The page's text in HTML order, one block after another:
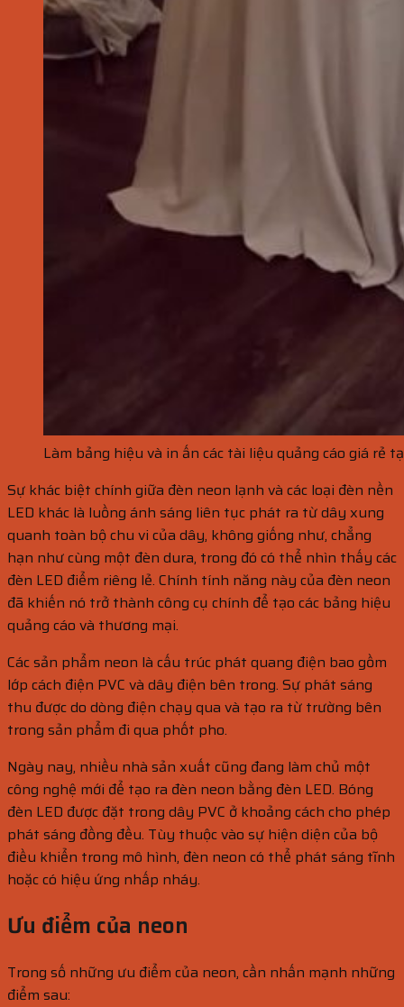
Làm bảng hiệu và in ấn các tài liệu quảng cáo giá rẻ
Sự khác biệt chính giữa đèn neon lạnh và các loại đèn nền
LED khác là luồng ánh sáng liên tục phát ra từ dây xung
quanh toàn bộ chu vi của dây, không giống như, chẳng
hạn như cùng một đèn dura, trong đó có thể nhìn thấy các
đèn LED điểm riêng lẻ. Chính tính năng này của đèn neon
đã khiến nó trở thành công cụ chính để tạo các bảng hiệu
quảng cáo và thương mại.
Các sản phẩm neon là cấu trúc phát quang điện bao gồm
lớp cách điện PVC và dây điện bên trong. Sự phát sáng
thu được do dòng điện chạy qua và tạo ra từ trường bên
trong sản phẩm đi qua phốt pho.
Ngày nay, nhiều nhà sản xuất cũng đang làm chủ một
công nghệ mới để tạo ra đèn neon bằng đèn LED. Bóng
đèn LED được đặt trong dây PVC ở khoảng cách cho phép
phát sáng đồng đều. Tùy thuộc vào sự hiện diện của bộ
điều khiển trong mô hình, đèn neon có thể phát sáng tĩnh
hoặc có hiệu ứng nhấp nháy.
Ưu điểm của neon
Trong số những ưu điểm của neon, cần nhấn mạnh những
điểm sau: